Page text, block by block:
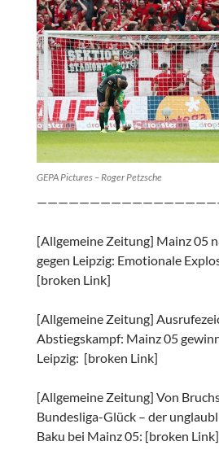
GEPA Pictures – Roger Petzsche
[Allgemeine Zeitung] Mainz 05
gegen Leipzig: Emotionale
[broken Link]
[Allgemeine Zeitung]
Abstiegskampf: Mainz 05
Leipzig: [broken Link]
[Allgemeine Zeitung] Von
Bundesliga-Glück – der
Baku bei Mainz 05: [broken Link]